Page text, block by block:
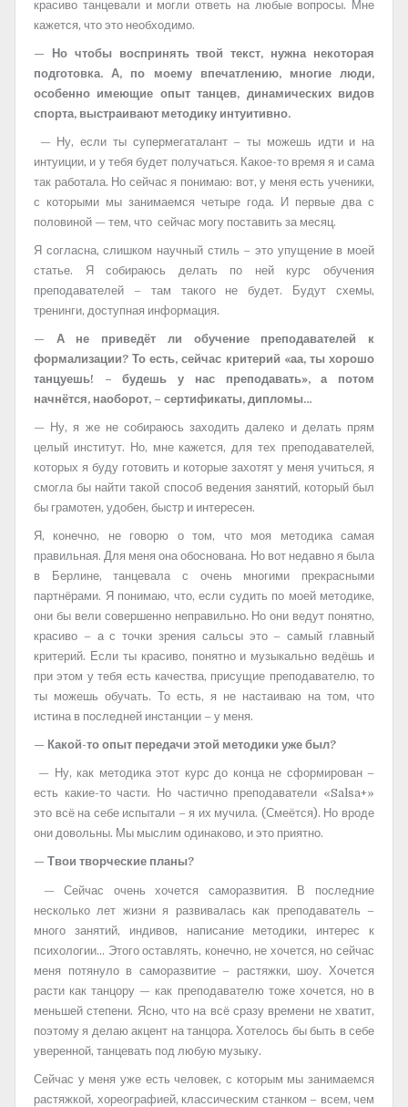
красиво танцевали и могли ответь на любые вопросы. Мне
кажется, что это необходимо.
— Но чтобы воспринять твой текст, нужна некоторая
подготовка. А, по моему впечатлению, многие люди,
особенно имеющие опыт танцев, динамических видов
спорта, выстраивают методику интуитивно.
— Ну, если ты супермегаталант – ты можешь идти и на
интуиции, и у тебя будет получаться. Какое-то время я и сама
так работала. Но сейчас я понимаю: вот, у меня есть ученики,
с которыми мы занимаемся четыре года. И первые два с
половиной — тем, что сейчас могу поставить за месяц.
Я согласна, слишком научный стиль – это упущение в моей
статье. Я собираюсь делать по ней курс обучения
преподавателей – там такого не будет. Будут схемы,
тренинги, доступная информация.
— А не приведёт ли обучение преподавателей к
формализации? То есть, сейчас критерий «аа, ты хорошо
танцуешь! – будешь у нас преподавать», а потом
начнётся, наоборот, – сертификаты, дипломы…
— Ну, я же не собираюсь заходить далеко и делать прям
целый институт. Но, мне кажется, для тех преподавателей,
которых я буду готовить и которые захотят у меня учиться, я
смогла бы найти такой способ ведения занятий, который был
бы грамотен, удобен, быстр и интересен.
Я, конечно, не говорю о том, что моя методика самая
правильная. Для меня она обоснована. Но вот недавно я была
в Берлине, танцевала с очень многими прекрасными
партнёрами. Я понимаю, что, если судить по моей методике,
они бы вели совершенно неправильно. Но они ведут понятно,
красиво – а с точки зрения сальсы это – самый главный
критерий. Если ты красиво, понятно и музыкально ведёшь и
при этом у тебя есть качества, присущие преподавателю, то
ты можешь обучать. То есть, я не настаиваю на том, что
истина в последней инстанции – у меня.
— Какой-то опыт передачи этой методики уже был?
— Ну, как методика этот курс до конца не сформирован –
есть какие-то части. Но частично преподаватели «Salsa+»
это всё на себе испытали – я их мучила. (Смеётся). Но вроде
они довольны. Мы мыслим одинаково, и это приятно.
— Твои творческие планы?
— Сейчас очень хочется саморазвития. В последние
несколько лет жизни я развивалась как преподаватель –
много занятий, индивов, написание методики, интерес к
психологии… Этого оставлять, конечно, не хочется, но сейчас
меня потянуло в саморазвитие – растяжки, шоу. Хочется
расти как танцору — как преподавателю тоже хочется, но в
меньшей степени. Ясно, что на всё сразу времени не хватит,
поэтому я делаю акцент на танцора. Хотелось бы быть в себе
уверенной, танцевать под любую музыку.
Сейчас у меня уже есть человек, с которым мы занимаемся
растяжкой, хореографией, классическим станком – всем, чем